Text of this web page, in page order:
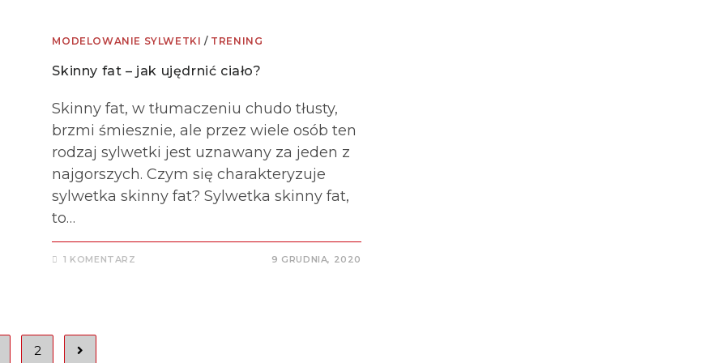
MODELOWANIE SYLWETKI / TRENING
Skinny fat – jak ujędrnić ciało?
Skinny fat, w tłumaczeniu chudo tłusty,
brzmi śmiesznie, ale przez wiele osób ten
rodzaj sylwetki jest uznawany za jeden z
najgorszych. Czym się charakteryzuje
sylwetka skinny fat? Sylwetka skinny fat,
to…
1 KOMENTARZ 9 GRUDNIA, 2020
2